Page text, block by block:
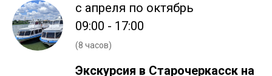
с апреля по октябрь
09:00 - 17:00
(8 часов)
Экскурсия в Старочеркасск на